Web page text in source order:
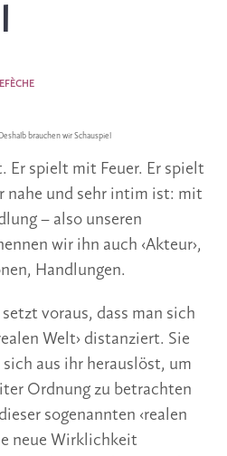
Deshalb brauchen wir Schauspiel
Er spielt mit Feuer. Er spielt
nahe und sehr intim ist: mit
– also unseren
wir ihn auch ‹Akteur›,
Handlungen.
voraus, dass man sich
Welt› distanziert. Sie
aus ihr herauslöst, um
Ordnung zu betrachten
sogenannten ‹realen
neue Wirklichkeit